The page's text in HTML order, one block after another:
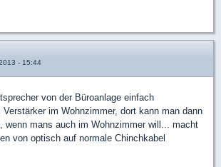
- 15:44
von der Büroanlage einfach
im Wohnzimmer, dort kann man dann
wenn mans auch im Wohnzimmer will... macht
von optisch auf normale Chinchkabel